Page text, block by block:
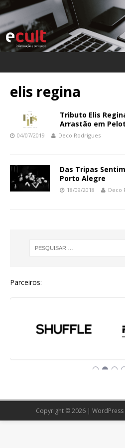
elis regina
Tributo Elis
Arrastão em
04/07/2019 Deco Rodrigues
Das Tripas
Porto Alegre
18/09/2018 Deco
Parceiros:
Copyright © 2026 | WordPress